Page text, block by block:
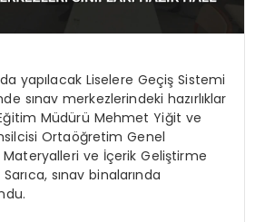
yapılacak Liselere Geçiş Sistemi
sınav merkezlerindeki hazırlıklar
Müdürü Mehmet Yiğit ve
Ortaöğretim Genel
ve İçerik Geliştirme
sınav binalarında